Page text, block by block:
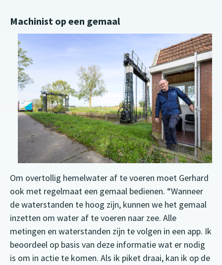
Machinist op een gemaal
Om overtollig hemelwater af te voeren moet Gerhard
ook met regelmaat een gemaal bedienen. “Wanneer
de waterstanden te hoog zijn, kunnen we het gemaal
inzetten om water af te voeren naar zee. Alle
metingen en waterstanden zijn te volgen in een app. Ik
beoordeel op basis van deze informatie wat er nodig
is om in actie te komen. Als ik piket draai, kan ik op de